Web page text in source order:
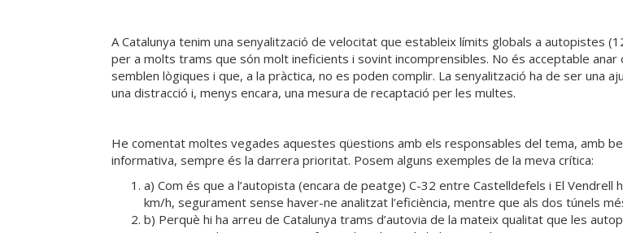
A Catalunya tenim una senyalització de velocitat que estableix límits globals a autopistes
per a molts trams que són molt ineficients i sovint incomprensibles. No és acceptable
semblen lògiques i que, a la pràctica, no es poden complir. La senyalització ha de ser una
una distracció i, menys encara, una mesura de recaptació per les multes.
He comentat moltes vegades aquestes qüestions amb els responsables del tema, amb
informativa, sempre és la darrera prioritat. Posem alguns exemples de la meva crítica:
a) Com és que a l’autopista (encara de peatge) C-32 entre Castelldefels i El
km/h, segurament sense haver-ne analitzat l’eficiència, mentre que als dos túnels
b) Perquè hi ha arreu de Catalunya trams d’autovia de la mateix qualitat que les